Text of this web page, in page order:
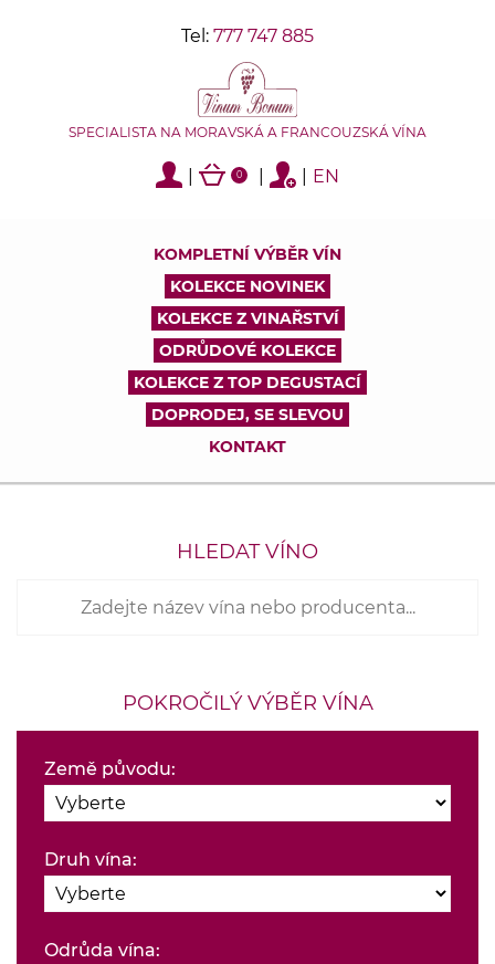
Tel: 777 747 885
SPECIALISTA NA MORAVSKÁ A FRANCOUZSKÁ VÍNA
0 EN
KOMPLETNÍ VÝBĚR VÍN
KOLEKCE NOVINEK
KOLEKCE Z VINAŘSTVÍ
ODRŮDOVÉ KOLEKCE
KOLEKCE Z TOP DEGUSTACÍ
DOPRODEJ, SE SLEVOU
KONTAKT
HLEDAT VÍNO
POKROČILÝ VÝBĚR VÍNA
Země původu:
Druh vína:
Odrůda vína: